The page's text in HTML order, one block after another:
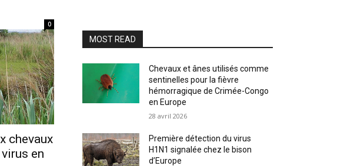
0
chevaux
en
MOST READ
Chevaux et ânes utilisés comme
sentinelles pour la fièvre
hémorragique de Crimée-Congo
en Europe
28 avril 2026
Première détection du virus
H1N1 signalée chez le bison
d’Europe